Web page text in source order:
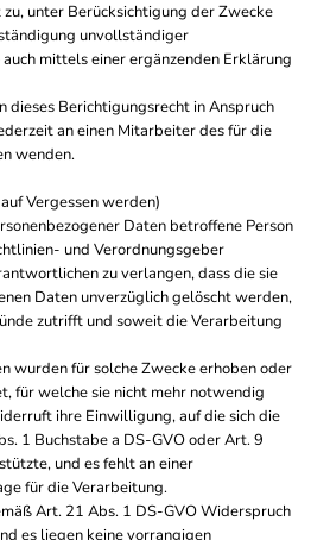
unter Berücksichtigung der Zwecke
unvollständiger
mittels einer ergänzenden Erklärung
dieses Berichtigungsrecht in Anspruch
an einen Mitarbeiter des für die
wenden.
Vergessen werden)
Daten betroffene Person
und Verordnungsgeber
zu verlangen, dass die sie
Daten unverzüglich gelöscht werden,
zutrifft und soweit die Verarbeitung
wurden für solche Zwecke erhoben oder
für welche sie nicht mehr notwendig
ihre Einwilligung, auf die sich die
1 Buchstabe a DS-GVO oder Art. 9
und es fehlt an einer
für die Verarbeitung.
Art. 21 Abs. 1 DS-GVO Widerspruch
es liegen keine vorrangigen